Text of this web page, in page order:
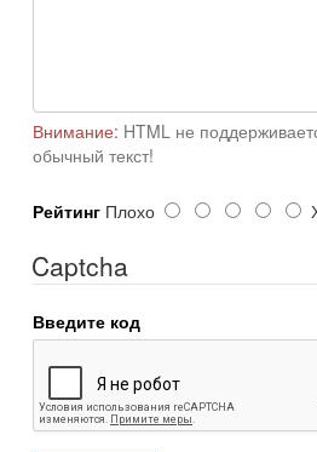
Внимание: HTML не
обычный текст!
Рейтинг Плохо
Captcha
Введите код